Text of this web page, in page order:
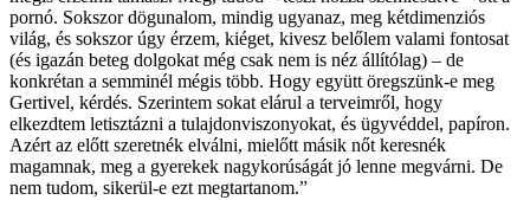
pornó. Sokszor dögunalom, mindig ugyanaz, meg kétdimenziós
világ, és sokszor úgy érzem, kiéget, kivesz belőlem valami fontosat
(és igazán beteg dolgokat még csak nem is néz állítólag) – de
konkrétan a semminél mégis több. Hogy együtt öregszünk-e meg
Gertivel, kérdés. Szerintem sokat elárul a terveimről, hogy
elkezdtem letisztázni a tulajdonviszonyokat, és ügyvéddel, papíron.
Azért az előtt szeretnék elválni, mielőtt másik nőt keresnék
magamnak, meg a gyerekek nagykorúságát jó lenne megvárni. De
nem tudom, sikerül-e ezt megtartanom.”